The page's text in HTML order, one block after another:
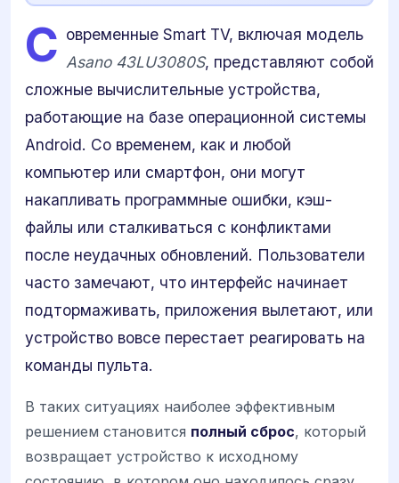
С овременные Smart TV, включая модель
Asano 43LU3080S, представляют собой
сложные вычислительные устройства,
работающие на базе операционной системы
Android. Со временем, как и любой
компьютер или смартфон, они могут
накапливать программные ошибки, кэш-
файлы или сталкиваться с конфликтами
после неудачных обновлений. Пользователи
часто замечают, что интерфейс начинает
подтормаживать, приложения вылетают, или
устройство вовсе перестает реагировать на
команды пульта.
В таких ситуациях наиболее эффективным
решением становится полный сброс, который
возвращает устройство к исходному